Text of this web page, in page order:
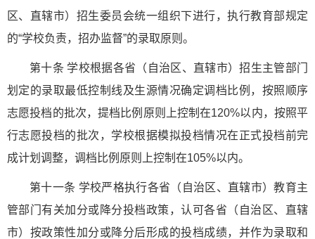
区、直辖市）招生委员会统一组织下进行，执行教育部规定
的“学校负责，招办监督”的录取原则。
第十条 学校根据各省（自治区、直辖市）招生主管部门
划定的录取最低控制线及生源情况确定调档比例，按照顺序
志愿投档的批次，提档比例原则上控制在120%以内，按照平
行志愿投档的批次，学校根据模拟投档情况在正式投档前完
成计划调整，调档比例原则上控制在105%以内。
第十一条 学校严格执行各省（自治区、直辖市）教育主
管部门有关加分或降分投档政策，认可各省（自治区、直辖
市）按政策性加分或降分后形成的投档成绩，并作为录取和